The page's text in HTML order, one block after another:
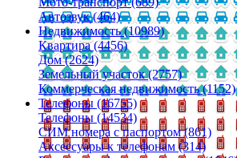
Автозвук (464)
Недвижимость (10989)
Квартира (4456)
Дом (2624)
Земельный участок (2757)
Коммерческая недвижимость (1152)
Телефоны (16755)
Телефоны (14534)
СИМ номера с паспортом (861)
Аксессуары к телефонам (314)